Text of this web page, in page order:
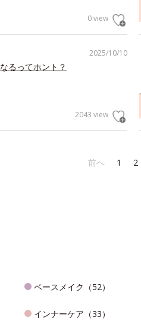
0 view
2025/10/10
るってホント？
2043 view
前へ 1 2
ベースメイク（52）
インナーケア（33）